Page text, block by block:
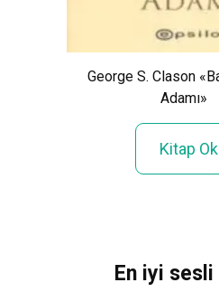
George S. Clason
Adamı»
Kitap
En iyi